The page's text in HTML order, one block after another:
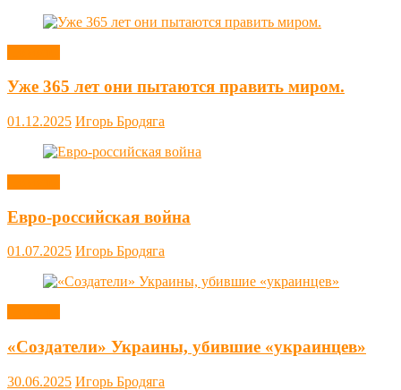
Уже 365 лет они пытаются править миром.
01.12.2025 Игорь Бродяга
Евро-российская война
01.07.2025 Игорь Бродяга
«Создатели» Украины, убившие «украинцев»
30.06.2025 Игорь Бродяга